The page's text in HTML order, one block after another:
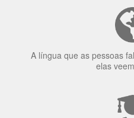
concentração
elas